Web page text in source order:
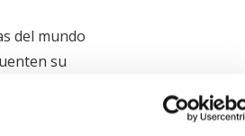
del mundo
su
Todo tiene